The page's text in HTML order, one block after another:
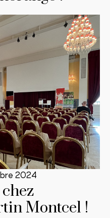
2024
Montcel !